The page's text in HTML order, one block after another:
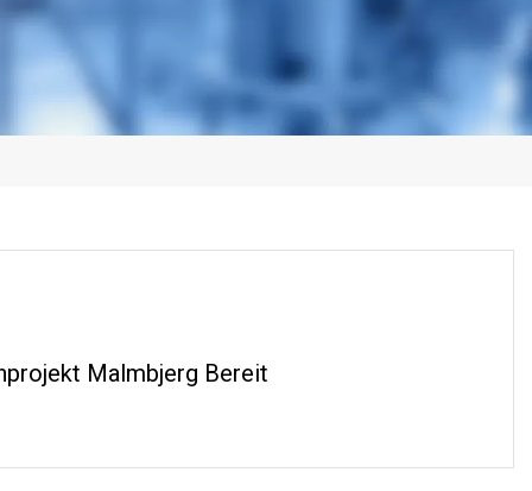
Malmbjerg Bereit